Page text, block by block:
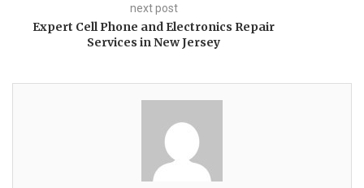
next post
Expert Cell Phone and Electronics Repair
Services in New Jersey